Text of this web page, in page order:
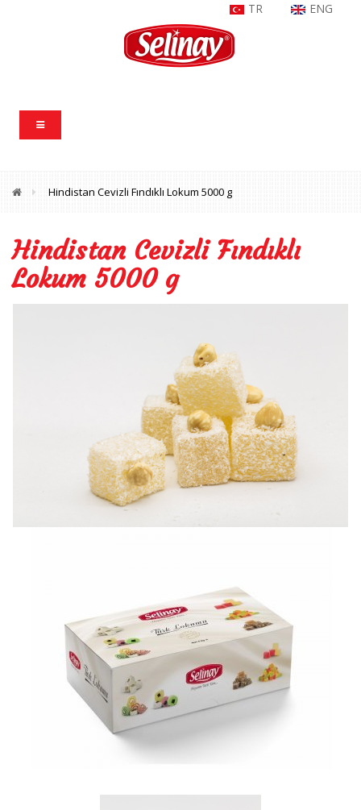
TR ENG
Hindistan Cevizli Fındıklı Lokum 5000 g
Hindistan Cevizli Fındıklı
Lokum 5000 g